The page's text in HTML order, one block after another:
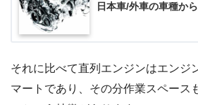
日本車/外車の車種か
それに比べて直列エンジンはエンジ
マートであり、その分作業スペース